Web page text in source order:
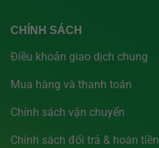
CHÍNH SÁCH
Điều khoản giao dịch chung
Mua hàng và thanh toán
Chính sách vận chuyển
Chính sách đổi trả & hoàn tiền